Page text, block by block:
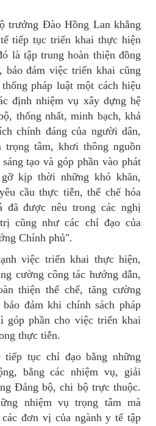
trưởng Đào Hồng Lan khẳng
tiếp tục triển khai thực hiện
là tập trung hoàn thiện đồng
bảo đảm việc triển khai cũng
pháp luật một cách hiệu
định nhiệm vụ xây dựng hệ
thống nhất, minh bạch, khả
chính đáng của người dân,
trọng tâm, khơi thông nguồn
tạo và góp phần vào phát
kịp thời những khó khăn,
cầu thực tiễn, thể chế hóa
đã được nêu trong các nghị
cũng như các chỉ đạo của
Chính phủ".
việc triển khai thực hiện,
cường công tác hướng dẫn,
thiện thể chế, tăng cường
đảm khi chính sách pháp
góp phần cho việc triển khai
thực tiễn.
tục chỉ đạo bằng những
bằng các nhiệm vụ, giải
Đảng bộ, chi bộ trực thuộc.
nhiệm vụ trọng tâm mà
đơn vị của ngành y tế tập